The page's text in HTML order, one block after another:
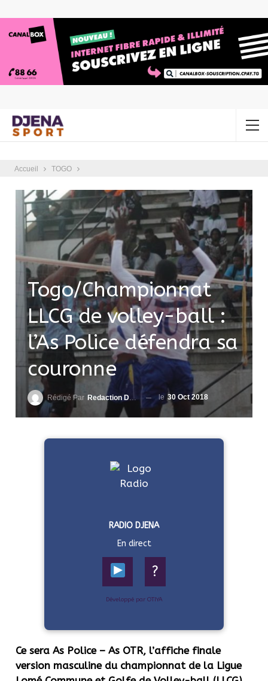
Accueil TOGO
Togo/Championnat
LLCG de volley-ball :
l’As Police défendra sa
couronne
Rédigé Par Redaction DjenaSport le 30 Oct 2018
RADIO DJENA
En direct
?
Développé par OTIYA
Ce sera As Police – As OTR, l’affiche finale
version masculine du championnat de la Ligue